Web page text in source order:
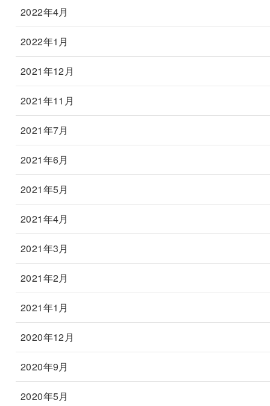
2022年4月
2022年1月
2021年12月
2021年11月
2021年7月
2021年6月
2021年5月
2021年4月
2021年3月
2021年2月
2021年1月
2020年12月
2020年9月
2020年5月